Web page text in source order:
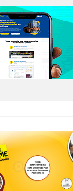
du Système
Instantané (PI-SPI)